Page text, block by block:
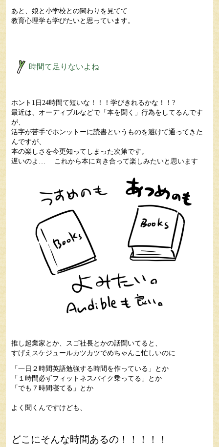
あと、娘と小学校との関わりを見てて
教育心理学も学びたいと思っています。
時間て足りないよね
ホント1日24時間て短いな！！！学びきれるかな！！?
最近は、オーディブルなどで「本を聞く」行為をしてるんです
が、
活字が苦手でホンットーに読書というものを避けて通ってきた
んですが、
本の楽しさを今更知ってしまった次第です。
遅いのよ… これから本に向き合って楽しみたいと思います
推し起業家とか、スゴ社長とかの話聞いてると、
すげえスケジュールカツカツでめちゃんこ忙しいのに
「一日２時間英語勉強する時間を作っている」とか
「１時間必ずフィットネスバイク乗ってる」とか
「でも７時間寝てる」とか
よく聞くんですけども、
どこにそんな時間あるの！！！！！